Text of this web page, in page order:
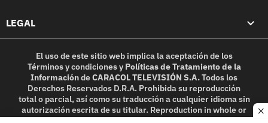
LEGAL
El uso de este sitio web implica la aceptación de los
Términos y condicionesy Políticas de Tratamiento de la
InformacióndeCARACOL TELEVISIÓN S.A.Todos los
Derechos Reservados D.R.A. Prohibida su reproducción
total o parcial, así como su traducción a cualquier idioma sin
autorización escrita de su titular. Reproduction in whole or
in part, or translation without written permission is